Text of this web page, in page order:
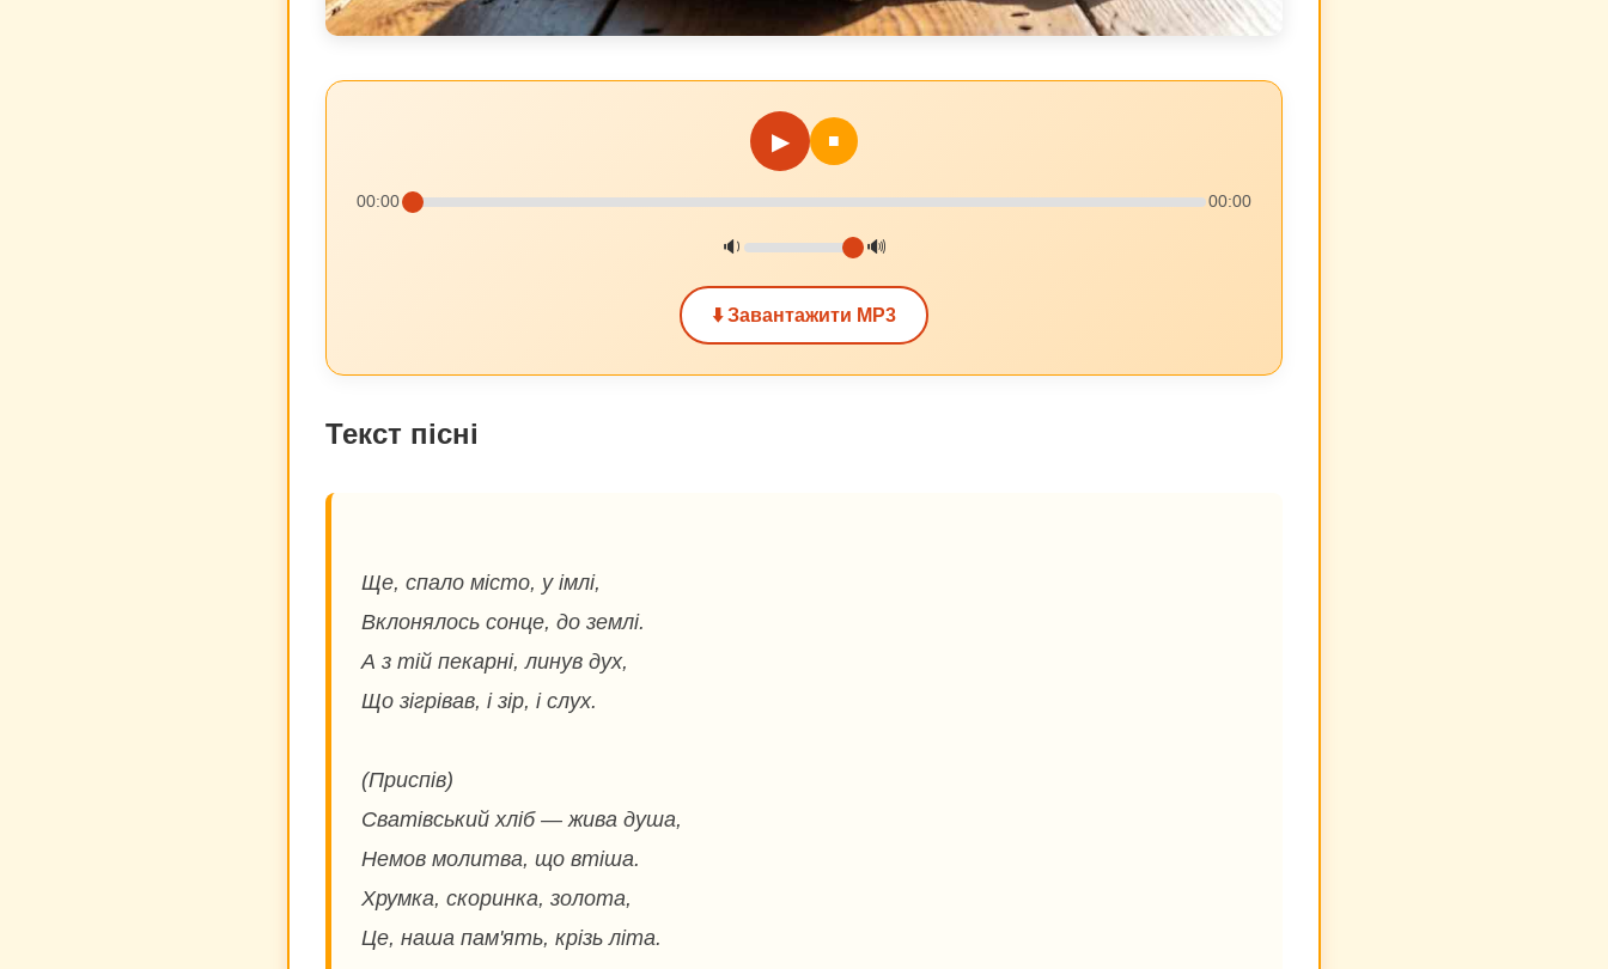
▶ ■
00:00 00:00
🔉 🔊
⬇️ Завантажити MP3
Текст пісні
Ще, спало місто, у імлі,
Вклонялось сонце, до землі.
А з тій пекарні, линув дух,
Що зігрівав, і зір, і слух.
(Приспів)
Сватівський хліб — жива душа,
Немов молитва, що втіша.
Хрумка, скоринка, золота,
Це, наша пам'ять, крізь літа.